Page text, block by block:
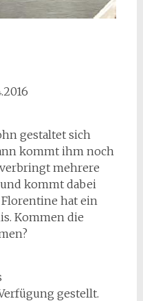
gestaltet sich
kommt ihm noch
mehrere
kommt dabei
hat ein
Kommen die
gestellt.